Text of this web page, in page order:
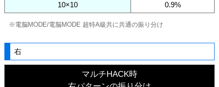
10×10
0.9%
※電脳MODE/電脳MODE 超特A級共に共通の振り分け
右
マルチHACK時